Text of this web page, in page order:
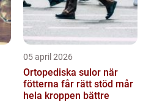
05 april 2026
Ortopediska sulor när
fötterna får rätt stöd mår
hela kroppen bättre